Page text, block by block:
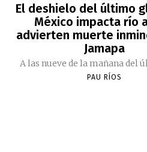
El deshielo del último
México impacta río
advierten muerte
Jamapa
A las nueve de la mañana del
PAU RÍOS